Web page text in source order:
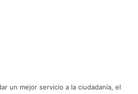
un mejor servicio a la ciudadanía, el